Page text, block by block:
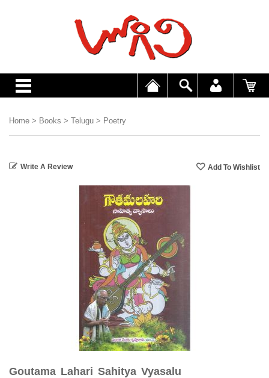
Home > Books > Telugu > Poetry
Write A Review
Goutama Lahari Sahitya Vyasalu